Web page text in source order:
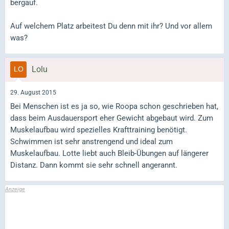
bergauf.
Auf welchem Platz arbeitest Du denn mit ihr? Und vor allem
was?
Lolu
29. August 2015
Bei Menschen ist es ja so, wie Roopa schon geschrieben hat,
dass beim Ausdauersport eher Gewicht abgebaut wird. Zum
Muskelaufbau wird spezielles Krafttraining benötigt.
Schwimmen ist sehr anstrengend und ideal zum
Muskelaufbau. Lotte liebt auch Bleib-Übungen auf längerer
Distanz. Dann kommt sie sehr schnell angerannt.